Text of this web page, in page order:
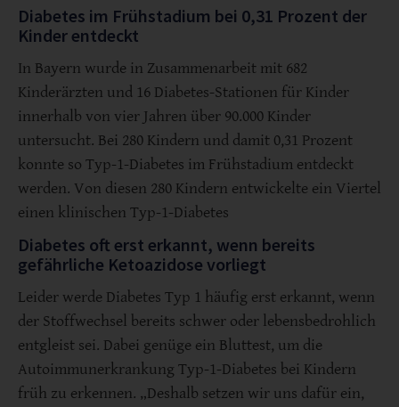
Diabetes im Frühstadium bei 0,31 Prozent der
Kinder entdeckt
In Bayern wurde in Zusammenarbeit mit 682
Kinderärzten und 16 Diabetes-Stationen für Kinder
innerhalb von vier Jahren über 90.000 Kinder
untersucht. Bei 280 Kindern und damit 0,31 Prozent
konnte so Typ-1-Diabetes im Frühstadium entdeckt
werden. Von diesen 280 Kindern entwickelte ein Viertel
einen klinischen Typ-1-Diabetes
Diabetes oft erst erkannt, wenn bereits
gefährliche Ketoazidose vorliegt
Leider werde Diabetes Typ 1 häufig erst erkannt, wenn
der Stoffwechsel bereits schwer oder lebensbedrohlich
entgleist sei. Dabei genüge ein Bluttest, um die
Autoimmunerkrankung Typ-1-Diabetes bei Kindern
früh zu erkennen. „Deshalb setzen wir uns dafür ein,